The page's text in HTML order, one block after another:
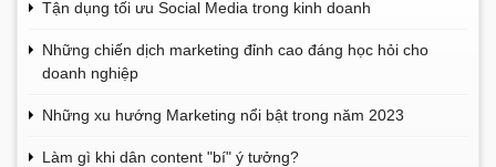
Tận dụng tối ưu Social Media trong kinh doanh
Những chiến dịch marketing đỉnh cao đáng học hỏi cho
doanh nghiệp
Những xu hướng Marketing nổi bật trong năm 2023
Làm gì khi dân content "bí" ý tưởng?